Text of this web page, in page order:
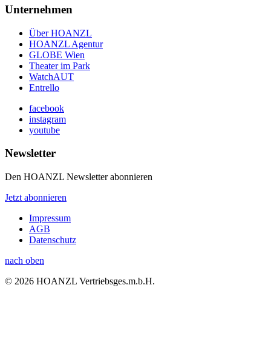
Unternehmen
Über HOANZL
HOANZL Agentur
GLOBE Wien
Theater im Park
WatchAUT
Entrello
facebook
instagram
youtube
Newsletter
Den HOANZL Newsletter abonnieren
Jetzt abonnieren
Impressum
AGB
Datenschutz
nach oben
© 2026 HOANZL Vertriebsges.m.b.H.